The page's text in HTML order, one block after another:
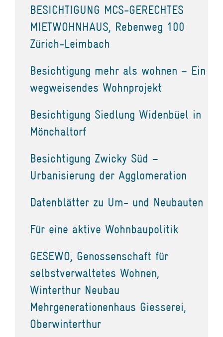
BESICHTIGUNG MCS-GERECHTES
MIETWOHNHAUS, Rebenweg 100
Zürich-Leimbach
Besichtigung mehr als wohnen – Ein
wegweisendes Wohnprojekt
Besichtigung Siedlung Widenbüel in
Mönchaltorf
Besichtigung Zwicky Süd –
Urbanisierung der Agglomeration
Datenblätter zu Um- und Neubauten
Für eine aktive Wohnbaupolitik
GESEWO, Genossenschaft für
selbstverwaltetes Wohnen,
Winterthur Neubau
Mehrgenerationenhaus Giesserei,
Oberwinterthur